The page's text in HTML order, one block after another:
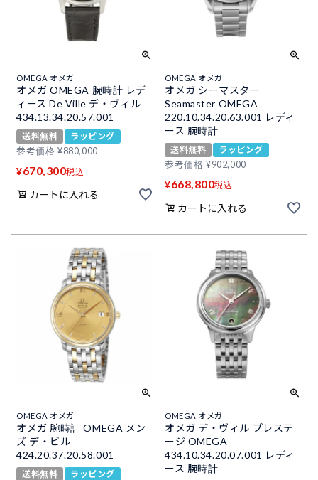
OMEGA オメガ
オメガ OMEGA 腕時計 レデ
ィース De Ville デ・ヴィル
434.13.34.20.57.001
送料無料
ラッピング
参考価格 ¥880,000
¥670,300税込
カートに入れる
OMEGA オメガ
オメガ シーマスター
Seamaster OMEGA
220.10.34.20.63.001 レディ
ース 腕時計
送料無料
ラッピング
参考価格 ¥902,000
¥668,800税込
カートに入れる
OMEGA オメガ
オメガ 腕時計 OMEGA メン
ズ デ・ビル
424.20.37.20.58.001
送料無料
ラッピング
OMEGA オメガ
オメガ デ・ヴィル プレステ
ージ OMEGA
434.10.34.20.07.001 レディ
ース 腕時計